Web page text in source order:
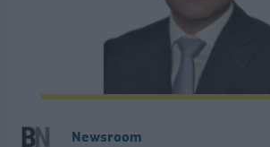
Newsroom